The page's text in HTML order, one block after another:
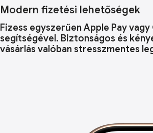
Modern fizetési lehetőségek
Fizess egyszerűen Apple Pay
segítségével. Biztonságos és
vásárlás valóban stresszmentes